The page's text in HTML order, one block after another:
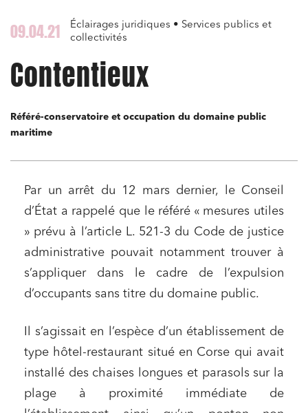
09.04.21
Éclairages juridiques • Services publics et
collectivités
Contentieux
Référé-conservatoire et occupation du domaine public
maritime
Par un arrêt du 12 mars dernier, le Conseil
d’État a rappelé que le référé « mesures utiles
» prévu à l’article L. 521-3 du Code de justice
administrative pouvait notamment trouver à
s’appliquer dans le cadre de l’expulsion
d’occupants sans titre du domaine public.
Il s’agissait en l’espèce d’un établissement de
type hôtel-restaurant situé en Corse qui avait
installé des chaises longues et parasols sur la
plage à proximité immédiate de